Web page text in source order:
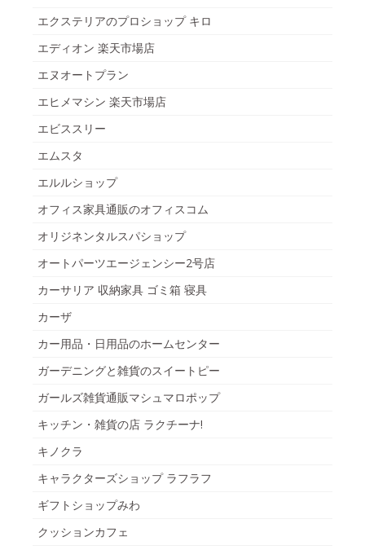
エクステリアのプロショップ キロ
エディオン 楽天市場店
エヌオートプラン
エヒメマシン 楽天市場店
エビススリー
エムスタ
エルルショップ
オフィス家具通販のオフィスコム
オリジネンタルスパショップ
オートパーツエージェンシー2号店
カーサリア 収納家具 ゴミ箱 寝具
カーザ
カー用品・日用品のホームセンター
ガーデニングと雑貨のスイートピー
ガールズ雑貨通販マシュマロポップ
キッチン・雑貨の店 ラクチーナ!
キノクラ
キャラクターズショップ ラフラフ
ギフトショップみわ
クッションカフェ